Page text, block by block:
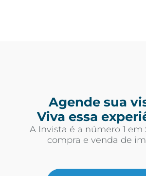
Agende sua
Viva essa
A Invista é a número 1 em
compra e venda de